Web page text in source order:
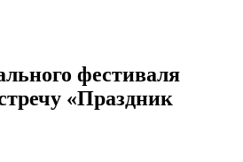
фестиваля
«Праздник